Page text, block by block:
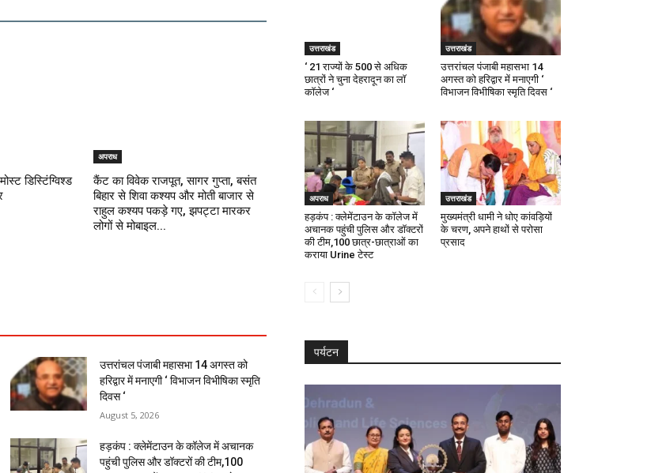
डिस्टिंग्विश्ड
अपराध
कैंट का विवेक राजपूत, सागर गुप्ता, बसंत
बिहार से शिवा कश्यप और मोती बाजार से
राहुल कश्यप पकड़े गए, झपट्टा मारकर
लोगों से मोबाइल...
उत्तरांचल पंजाबी महासभा 14 अगस्त को
हरिद्वार में मनाएगी ‘ विभाजन विभीषिका स्मृति
दिवस ‘
August 5, 2026
हड़कंप : क्लेमेंटाउन के कॉलेज में अचानक
पहुंची पुलिस और डॉक्टरों की टीम,100
उत्तराखंड
‘ 21 राज्यों के 500 से अधिक
छात्रों ने चुना देहरादून का लाॅ
काॅलेज ‘
उत्तराखंड
उत्तरांचल पंजाबी महासभा 14
अगस्त को हरिद्वार में मनाएगी ‘
विभाजन विभीषिका स्मृति दिवस ‘
अपराध
हड़कंप : क्लेमेंटाउन के कॉलेज में
अचानक पहुंची पुलिस और डॉक्टरों
की टीम,100 छात्र-छात्राओं का
कराया Urine टेस्ट
उत्तराखंड
मुख्यमंत्री धामी ने धोए कांवड़ियों
के चरण, अपने हाथों से परोसा
प्रसाद
पर्यटन